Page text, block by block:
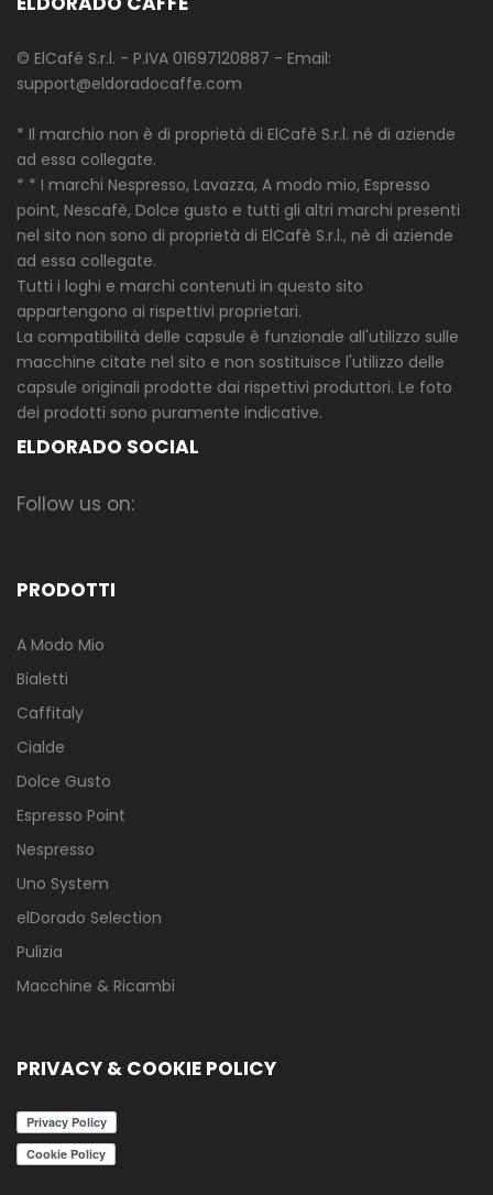
© ElCafé S.r.l. - P.IVA 01697120887 - Email:
support@eldoradocaffe.com
* Il marchio non è di proprietà di ElCafè S.r.l. né di aziende
ad essa collegate.
* * I marchi Nespresso, Lavazza, A modo mio, Espresso
point, Nescafè, Dolce gusto e tutti gli altri marchi presenti
nel sito non sono di proprietà di ElCafè S.r.l., nè di aziende
ad essa collegate.
Tutti i loghi e marchi contenuti in questo sito
appartengono ai rispettivi proprietari.
La compatibilità delle capsule è funzionale all'utilizzo sulle
macchine citate nel sito e non sostituisce l'utilizzo delle
capsule originali prodotte dai rispettivi produttori. Le foto
dei prodotti sono puramente indicative.
ELDORADO SOCIAL
Follow us on:
PRODOTTI
A Modo Mio
Bialetti
Caffitaly
Cialde
Dolce Gusto
Espresso Point
Nespresso
Uno System
elDorado Selection
Pulizia
Macchine & Ricambi
PRIVACY & COOKIE POLICY